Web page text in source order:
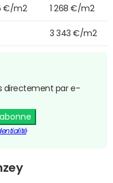
€/m2 1 268 €/m2
3 343 €/m2
directement par e-